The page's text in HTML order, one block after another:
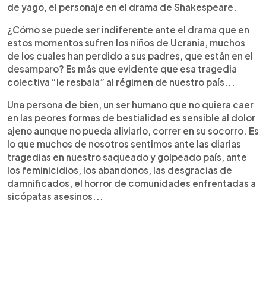
de yago, el personaje en el drama de Shakespeare.
¿Cómo se puede ser indiferente ante el drama que en
estos momentos sufren los niños de Ucrania, muchos
de los cuales han perdido a sus padres, que están en el
desamparo? Es más que evidente que esa tragedia
colectiva “le resbala” al régimen de nuestro país...
Una persona de bien, un ser humano que no quiera caer
en las peores formas de bestialidad es sensible al dolor
ajeno aunque no pueda aliviarlo, correr en su socorro. Es
lo que muchos de nosotros sentimos ante las diarias
tragedias en nuestro saqueado y golpeado país, ante
los feminicidios, los abandonos, las desgracias de
damnificados, el horror de comunidades enfrentadas a
sicópatas asesinos...